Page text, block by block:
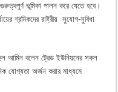
ভূমিকা পালন করে যেতে হবে।
শ্রমিকদের রাষ্ট্রীয় সুযোগ-সুবিধা
আমিন বলেন ট্রেড ইউনিয়নের সকল
যোগ্যতা অর্জন করার মাধ্যমে